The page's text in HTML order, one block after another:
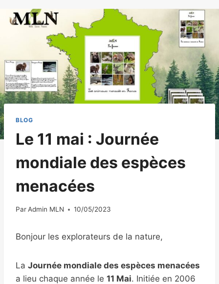
BLOG
Le 11 mai : Journée
mondiale des espèces
menacées
Par Admin MLN 10/05/2023
Bonjour les explorateurs de la nature,
La Journée mondiale des espèces menacées
a lieu chaque année le 11 Mai. Initiée en 2006